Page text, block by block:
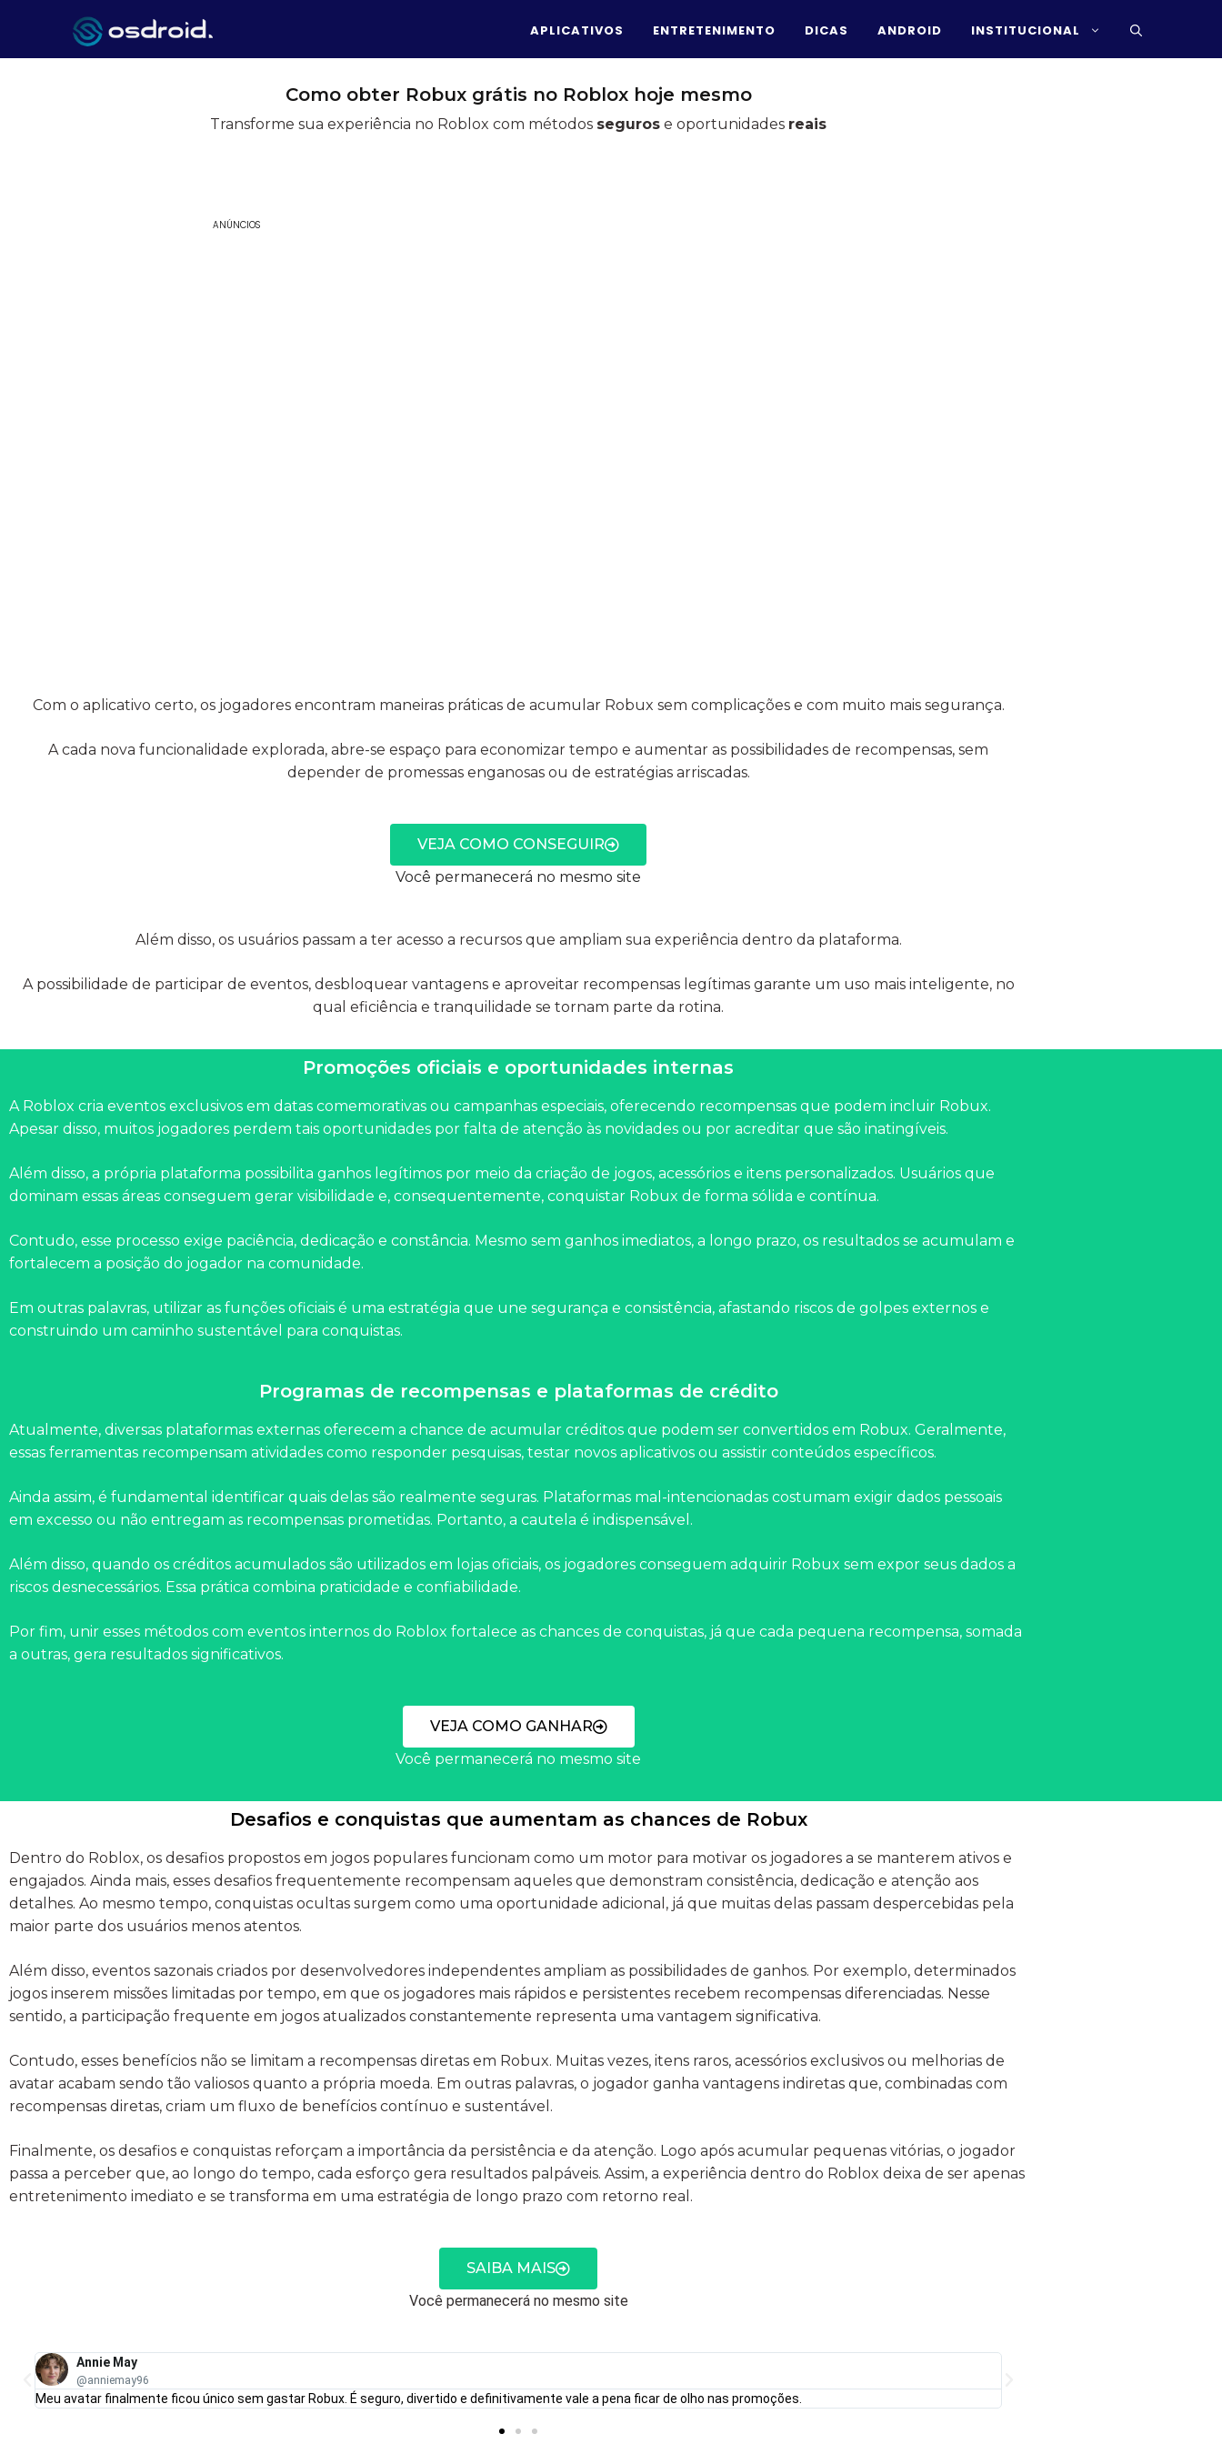
APLICATIVOS ENTRETENIMENTO DICAS ANDROID INSTITUCIONAL
Como obter Robux grátis no Roblox hoje mesmo
Transforme sua experiência no Roblox com métodos seguros e oportunidades reais
ANÚNCIOS
Com o aplicativo certo, os jogadores encontram maneiras práticas de acumular Robux sem complicações e com muito mais segurança.
A cada nova funcionalidade explorada, abre-se espaço para economizar tempo e aumentar as possibilidades de recompensas, sem
depender de promessas enganosas ou de estratégias arriscadas.
VEJA COMO CONSEGUIR
Você permanecerá no mesmo site
Além disso, os usuários passam a ter acesso a recursos que ampliam sua experiência dentro da plataforma.
A possibilidade de participar de eventos, desbloquear vantagens e aproveitar recompensas legítimas garante um uso mais inteligente, no
qual eficiência e tranquilidade se tornam parte da rotina.
Promoções oficiais e oportunidades internas
A Roblox cria eventos exclusivos em datas comemorativas ou campanhas especiais, oferecendo recompensas que podem incluir Robux.
Apesar disso, muitos jogadores perdem tais oportunidades por falta de atenção às novidades ou por acreditar que são inatingíveis.
Além disso, a própria plataforma possibilita ganhos legítimos por meio da criação de jogos, acessórios e itens personalizados. Usuários que
dominam essas áreas conseguem gerar visibilidade e, consequentemente, conquistar Robux de forma sólida e contínua.
Contudo, esse processo exige paciência, dedicação e constância. Mesmo sem ganhos imediatos, a longo prazo, os resultados se acumulam e
fortalecem a posição do jogador na comunidade.
Em outras palavras, utilizar as funções oficiais é uma estratégia que une segurança e consistência, afastando riscos de golpes externos e
construindo um caminho sustentável para conquistas.
Programas de recompensas e plataformas de crédito
Atualmente, diversas plataformas externas oferecem a chance de acumular créditos que podem ser convertidos em Robux. Geralmente,
essas ferramentas recompensam atividades como responder pesquisas, testar novos aplicativos ou assistir conteúdos específicos.
Ainda assim, é fundamental identificar quais delas são realmente seguras. Plataformas mal-intencionadas costumam exigir dados pessoais
em excesso ou não entregam as recompensas prometidas. Portanto, a cautela é indispensável.
Além disso, quando os créditos acumulados são utilizados em lojas oficiais, os jogadores conseguem adquirir Robux sem expor seus dados a
riscos desnecessários. Essa prática combina praticidade e confiabilidade.
Por fim, unir esses métodos com eventos internos do Roblox fortalece as chances de conquistas, já que cada pequena recompensa, somada
a outras, gera resultados significativos.
VEJA COMO GANHAR
Você permanecerá no mesmo site
Desafios e conquistas que aumentam as chances de Robux
Dentro do Roblox, os desafios propostos em jogos populares funcionam como um motor para motivar os jogadores a se manterem ativos e
engajados. Ainda mais, esses desafios frequentemente recompensam aqueles que demonstram consistência, dedicação e atenção aos
detalhes. Ao mesmo tempo, conquistas ocultas surgem como uma oportunidade adicional, já que muitas delas passam despercebidas pela
maior parte dos usuários menos atentos.
Além disso, eventos sazonais criados por desenvolvedores independentes ampliam as possibilidades de ganhos. Por exemplo, determinados
jogos inserem missões limitadas por tempo, em que os jogadores mais rápidos e persistentes recebem recompensas diferenciadas. Nesse
sentido, a participação frequente em jogos atualizados constantemente representa uma vantagem significativa.
Contudo, esses benefícios não se limitam a recompensas diretas em Robux. Muitas vezes, itens raros, acessórios exclusivos ou melhorias de
avatar acabam sendo tão valiosos quanto a própria moeda. Em outras palavras, o jogador ganha vantagens indiretas que, combinadas com
recompensas diretas, criam um fluxo de benefícios contínuo e sustentável.
Finalmente, os desafios e conquistas reforçam a importância da persistência e da atenção. Logo após acumular pequenas vitórias, o jogador
passa a perceber que, ao longo do tempo, cada esforço gera resultados palpáveis. Assim, a experiência dentro do Roblox deixa de ser apenas
entretenimento imediato e se transforma em uma estratégia de longo prazo com retorno real.
SAIBA MAIS
Você permanecerá no mesmo site
Annie May
@anniemay96
Meu avatar finalmente ficou único sem gastar Robux. É seguro, divertido e definitivamente vale a pena ficar de olho nas promoções.